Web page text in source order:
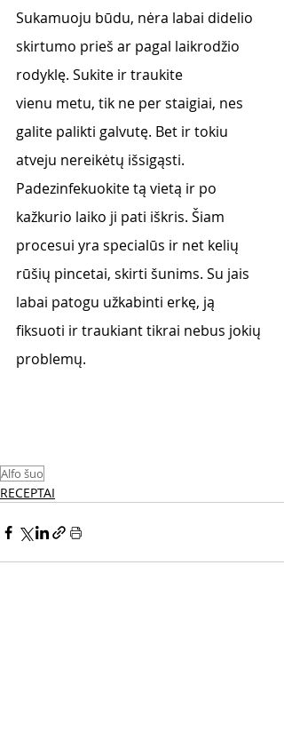
Sukamuoju būdu, nėra labai didelio
skirtumo prieš ar pagal laikrodžio
rodyklę. Sukite ir traukite
vienu metu, tik ne per staigiai, nes
galite palikti galvutę. Bet ir tokiu
atveju nereikėtų išsigąsti.
Padezinfekuokite tą vietą ir po
kažkurio laiko ji pati iškris. Šiam
procesui yra specialūs ir net kelių
rūšių pincetai, skirti šunims. Su jais
labai patogu užkabinti erkę, ją
fiksuoti ir traukiant tikrai nebus jokių
problemų.
Alfo šuo
RECEPTAI